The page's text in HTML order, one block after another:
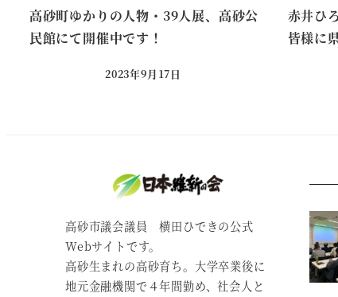
高砂町ゆかりの人物・39人展、高砂公
民館にて開催中です！
投稿日
2023年9月17日
赤井ひ
皆様に
高砂市議会議員 横田ひできの公式
Webサイトです。
高砂生まれの高砂育ち。大学卒業後に
地元金融機関で４年間勤め、社会人と